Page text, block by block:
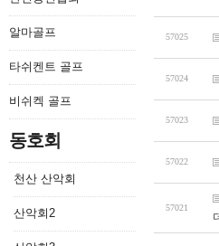
알마골프
타쉬켄트 골프
비쉬켁 골프
동호회
천산 산악회
산악회2
57025
57024
57023
57022
57021